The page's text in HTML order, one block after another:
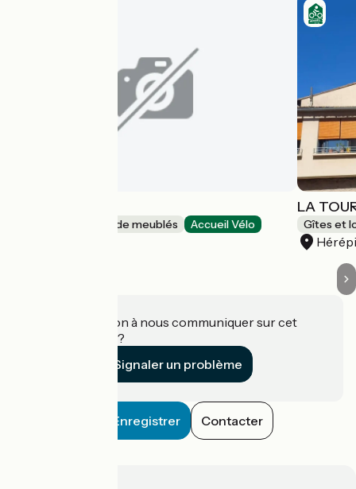
Gîtes et locations de meublés Accueil Vélo
LA
Gîtes et
Une information à nous communiquer sur cet
établissement ?
Signaler un problème
Enregistrer Contacter